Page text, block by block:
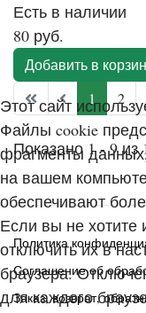
Есть в наличии
80 руб.
Добавить в
1
2
Показано 1 - 9 из
Политика
Соглашение об
Заказ, возврат,
Этот сайт
Файлы cookie
фрагменты
на вашем
обеспечивают
Если вы не хотите
отключить их в
браузера.
для каждого